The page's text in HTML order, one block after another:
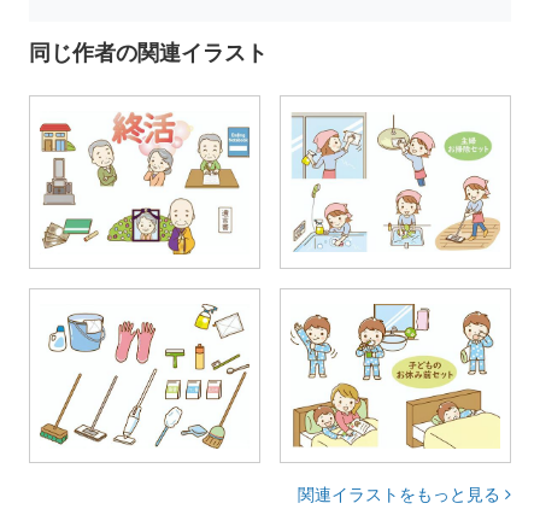
同じ作者の関連イラスト
関連イラストをもっと見る